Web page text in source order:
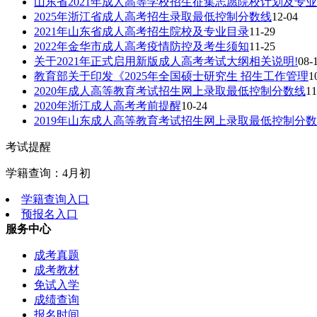
2025年浙江省成人高考招生录取最低控制分数线12-04
2021年山东省成人高考招生院校及专业目录11-29
2022年金华市成人高考疫情防控及考生须知11-25
关于2021年正式启用新版成人高考考试大纲相关说明!08-
教育部关于印发《2025年全国硕士研究生 招生工作管理
2020年成人高等教育考试招生网上录取最低控制分数线
2020年浙江成人高考考前提醒10-24
2019年山东成人高等教育考试招生网上录取最低控制分数
考试提醒
学籍查询：4月初
学籍查询入口
预报名入口
服务中心
成考真题
成考教材
免试入学
成绩查询